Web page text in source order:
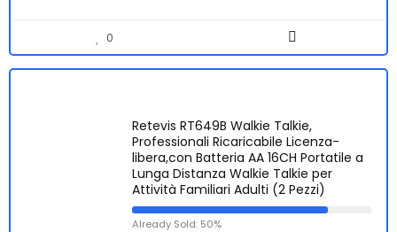
0
Retevis RT649B Walkie Talkie,
Professionali Ricaricabile Licenza-
libera,con Batteria AA 16CH Portatile a
Lunga Distanza Walkie Talkie per
Attività Familiari Adulti (2 Pezzi)
Already Sold: 50%